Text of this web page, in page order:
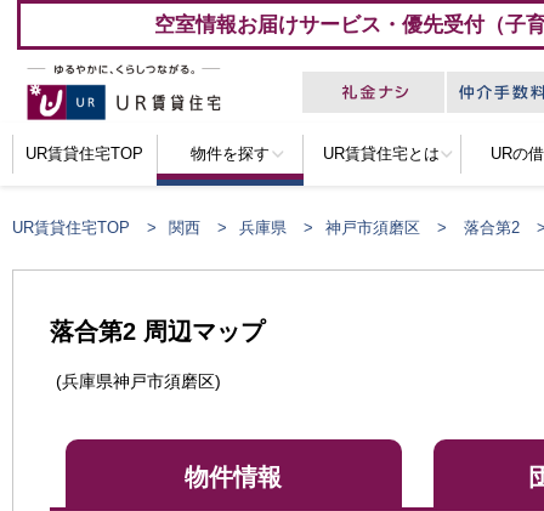
空室情報お届けサービス・優先受付（子
UR賃貸住宅TOP 物件を探す UR賃貸住宅とは URの
UR賃貸住宅TOP 関西 兵庫県 神戸市須磨区 落合第2
落合第2 周辺マップ
(兵庫県神戸市須磨区)
物件情報